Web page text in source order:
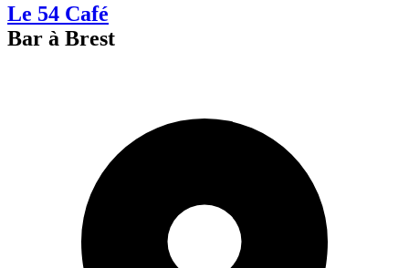
Le 54 Café
Bar à Brest